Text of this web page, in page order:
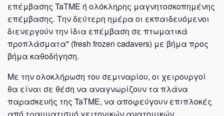
επέμβασης TaTME ή ολόκληρης μαγνητοσκοπημένης
επέμβασης. Την δεύτερη ημέρα οι εκπαιδευόμενοι
διενεργούν την ίδια επέμβαση σε πτωματικά
προπλάσματα* (fresh frozen cadavers) με βήμα προς
βήμα καθοδήγηση.
Με την ολοκλήρωση του σεμιναρίου, οι χειρουργοί
θα είναι σε θέση να αναγνωρίζουν τα πλάνα
παρασκευής της TaTME, να αποφεύγουν επιπλοκές